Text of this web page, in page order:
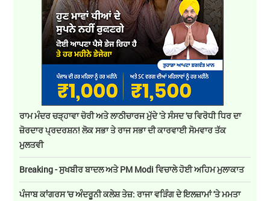
ਰਾਮ ਮੰਦਰ ਚੜ੍ਹਾਵਾ ਚੋਰੀ ਅਤੇ ਲਾਠੀਚਾਰਜ ਮੁੱਦੇ 'ਤੇ ਸੰਸਦ 'ਚ ਵਿਰੋਧੀ ਧਿਰ ਦਾ
ਜ਼ੋਰਦਾਰ ਪ੍ਰਦਰਸ਼ਨ! ਲੋਕ ਸਭਾ ਤੇ ਰਾਜ ਸਭਾ ਦੀ ਕਾਰਵਾਈ ਸੋਮਵਾਰ ਤੱਕ
ਮੁਲਤਵੀ
Breaking - ਸੁਖਬੀਰ ਬਾਦਲ ਅਤੇ PM Modi ਵਿਚਾਲੇ ਹੋਈ ਅਹਿਮ ਮੁਲਾਕਾਤ
ਪੰਜਾਬ ਕਾਂਗਰਸ 'ਚ ਅੰਦਰੂਨੀ ਕਲੇਸ਼ ਤੇਜ਼: ਰਾਜਾ ਵੜਿੰਗ ਦੇ ਇਲਜ਼ਾਮਾਂ 'ਤੇ ਮਮਤਾ